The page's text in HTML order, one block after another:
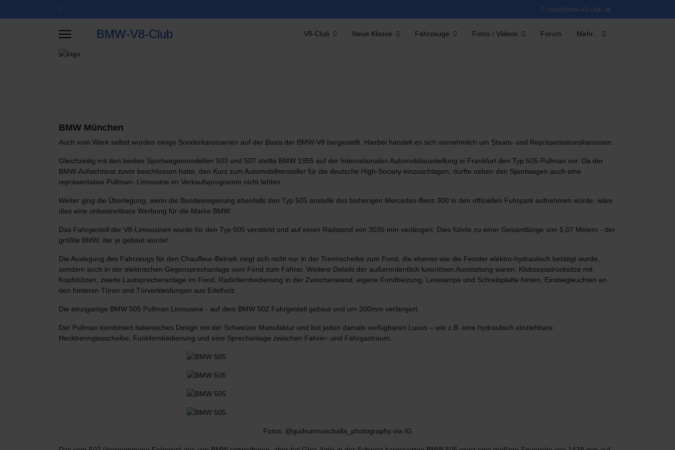
club@bmw-v8-club.de
BMW-V8-Club V8-Club Neue Klasse Fahrzeuge Fotos / Videos Forum Mehr...
BMW München
Auch vom Werk selbst wurden einige Sonderkarosserien auf der Basis der BMW-V8 hergestellt. Hierbei handelt es sich vornehmlich um Staats- und Repräsentationskarossen.
Gleichzeitig mit den beiden Sportwagenmodellen 503 und 507 stellte BMW 1955 auf der Internationalen Automobilausstellung in Frankfurt den Typ 505-Pullman vor. Da der
BMW-Aufsichtsrat zuvor beschlossen hatte, den Kurs zum Automobilhersteller für die deutsche High-Society einzuschlagen, durfte neben den Sportwagen auch eine
repräsentative Pullman- Limousine im Verkaufsprogramm nicht fehlen.
Weiter ging die Überlegung, wenn die Bundesregierung ebenfalls den Typ 505 anstelle des bisherigen Mercedes-Benz 300 in den offiziellen Fuhrpark aufnehmen würde, wäre
dies eine unbestreitbare Werbung für die Marke BMW.
Das Fahrgestell der V8-Limousinen wurde für den Typ 505 verstärkt und auf einen Radstand von 3035 mm verlängert. Dies führte zu einer Gesamtlänge von 5,07 Metern - der
größte BMW, der je gebaut wurde!
Die Auslegung des Fahrzeugs für den Chauffeur-Betrieb zeigt sich nicht nur in der Trennscheibe zum Fond, die ebenso wie die Fenster elektro-hydraulisch betätigt wurde,
sondern auch in der elektrischen Gegensprechanlage vom Fond zum Fahrer. Weitere Details der außerordentlich luxoriösen Ausstattung waren: Klubsesselrücksitze mit
Kopfstützen, zweite Lautsprecheranlage im Fond, Radiofernbedienung in der Zwischenwand, eigene Fondheizung, Leselampe und Schreibplatte hinten, Einstiegleuchten an
den hinteren Türen und Türverkleidungen aus Edelholz.
Die einzigartige BMW 505 Pullman Limousine - auf dem BMW 502 Fahrgestell gebaut und um 200mm verlängert.
Der Pullman kombiniert italienisches Design mit der Schweizer Manufaktur und bot jeden damals verfügbaren Luxus – wie z.B. eine hydraulisch einziehbare
Hecktrennglasscheibe, Funkfernbedienung und eine Sprechanlage zwischen Fahrer- und Fahrgastraum.
Fotos: @gudrunmuschalla_photography via IG